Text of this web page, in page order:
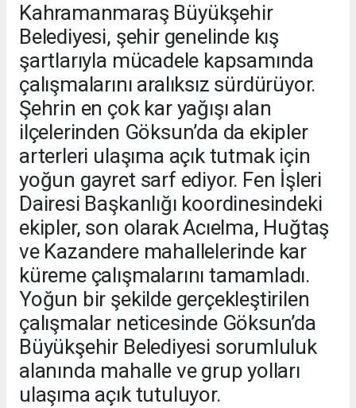
Kahramanmaraş Büyükşehir
Belediyesi, şehir genelinde kış
şartlarıyla mücadele kapsamında
çalışmalarını aralıksız sürdürüyor.
Şehrin en çok kar yağışı alan
ilçelerinden Göksun’da da ekipler
arterleri ulaşıma açık tutmak için
yoğun gayret sarf ediyor. Fen İşleri
Dairesi Başkanlığı koordinesindeki
ekipler, son olarak Acıelma, Huğtaş
ve Kazandere mahallelerinde kar
küreme çalışmalarını tamamladı.
Yoğun bir şekilde gerçekleştirilen
çalışmalar neticesinde Göksun’da
Büyükşehir Belediyesi sorumluluk
alanında mahalle ve grup yolları
ulaşıma açık tutuluyor.